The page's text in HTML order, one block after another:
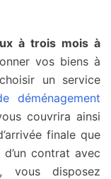
à trois mois à
vos biens à
un service
déménagement
couvrira ainsi
finale que
contrat avec
vous disposez